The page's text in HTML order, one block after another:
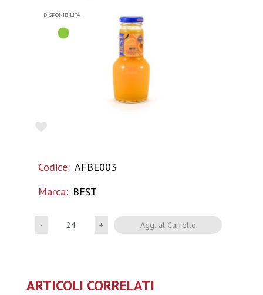
DISPONIBILITÀ
Codice: AFBE003
Marca: BEST
QuantitàAgg. al Carrello
ARTICOLI CORRELATI